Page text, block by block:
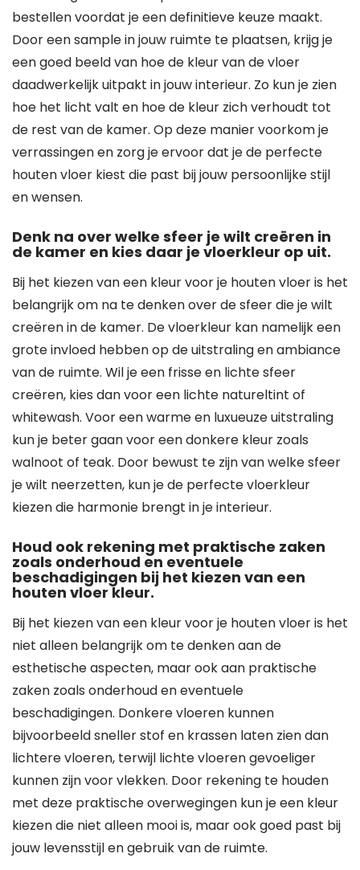
bestellen voordat je een definitieve keuze maakt.
Door een sample in jouw ruimte te plaatsen, krijg je
een goed beeld van hoe de kleur van de vloer
daadwerkelijk uitpakt in jouw interieur. Zo kun je zien
hoe het licht valt en hoe de kleur zich verhoudt tot
de rest van de kamer. Op deze manier voorkom je
verrassingen en zorg je ervoor dat je de perfecte
houten vloer kiest die past bij jouw persoonlijke stijl
en wensen.
Denk na over welke sfeer je wilt creëren in
de kamer en kies daar je vloerkleur op uit.
Bij het kiezen van een kleur voor je houten vloer is het
belangrijk om na te denken over de sfeer die je wilt
creëren in de kamer. De vloerkleur kan namelijk een
grote invloed hebben op de uitstraling en ambiance
van de ruimte. Wil je een frisse en lichte sfeer
creëren, kies dan voor een lichte natureltint of
whitewash. Voor een warme en luxueuze uitstraling
kun je beter gaan voor een donkere kleur zoals
walnoot of teak. Door bewust te zijn van welke sfeer
je wilt neerzetten, kun je de perfecte vloerkleur
kiezen die harmonie brengt in je interieur.
Houd ook rekening met praktische zaken
zoals onderhoud en eventuele
beschadigingen bij het kiezen van een
houten vloer kleur.
Bij het kiezen van een kleur voor je houten vloer is het
niet alleen belangrijk om te denken aan de
esthetische aspecten, maar ook aan praktische
zaken zoals onderhoud en eventuele
beschadigingen. Donkere vloeren kunnen
bijvoorbeeld sneller stof en krassen laten zien dan
lichtere vloeren, terwijl lichte vloeren gevoeliger
kunnen zijn voor vlekken. Door rekening te houden
met deze praktische overwegingen kun je een kleur
kiezen die niet alleen mooi is, maar ook goed past bij
jouw levensstijl en gebruik van de ruimte.